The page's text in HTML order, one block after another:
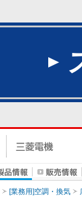
[業務用]空調・換気